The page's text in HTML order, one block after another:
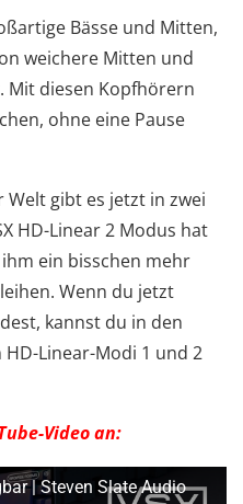
Bässe und Mitten,
weichere Mitten und
Mit diesen Kopfhörern
ohne eine Pause
gibt es jetzt in zwei
HD-Linear 2 Modus hat
ein bisschen mehr
Wenn du jetzt
kannst du in den
Linear-Modi 1 und 2
Video an:
| Steven Slate Audio